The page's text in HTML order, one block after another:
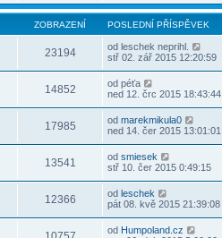
ZOBRAZENÍ POSLEDNÍ PŘÍSPĚVEK
23194 od leschek neprihl.
stř 02. zář 2015 12:20:59
14852 od péťa
ned 12. črc 2015 18:43:44
17985 od marekmikula0
ned 14. čer 2015 13:01:01
13541 od smiesek
stř 10. čer 2015 0:49:15
12366 od leschek
pát 08. kvě 2015 21:39:08
od Humpoland.cz